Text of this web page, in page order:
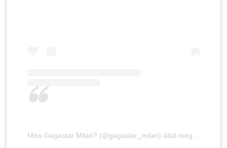
Miss Gagastar Milan? (@gagastar_milan) által megosztott bejegyzés